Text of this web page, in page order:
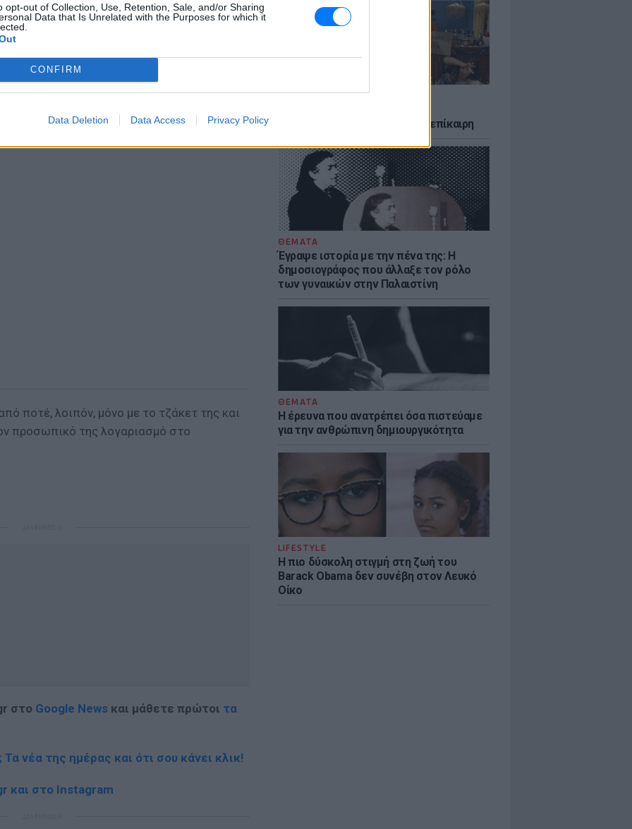
opt-out of Collection, Use, Retention, Sale, and/or Sharing
Data that Is Unrelated with the Purposes for which it
CONFIRM
Data Deletion Data Access Privacy Policy
POP CULTURE
νεοπλουτισμό και παραμένει επίκαιρη
ΘΕΜΑΤΑ
Έγραψε ιστορία με την πένα της: Η
δημοσιογράφος που άλλαξε τον ρόλο
των γυναικών στην Παλαιστίνη
ΘΕΜΑΤΑ
Η έρευνα που ανατρέπει όσα πιστεύαμε
για την ανθρώπινη δημιουργικότητα
LIFESTYLE
Η πιο δύσκολη στιγμή στη ζωή του
Barack Obama δεν συνέβη στον Λευκό
Οίκο
φωτογραφία που έχει δημοσιεύσει ποτέ η
να σχολιάσει «Guess what?» στη
ΔΙΑΦΗΜΙΣΗ
ποτέ, λοιπόν, μόνο με το τζάκετ της και
προσωπικό της λογαριασμό στο
στο Google News και μάθετε πρώτοι τα
νέα της ημέρας και ότι σου κάνει κλικ!
και στο Instagram